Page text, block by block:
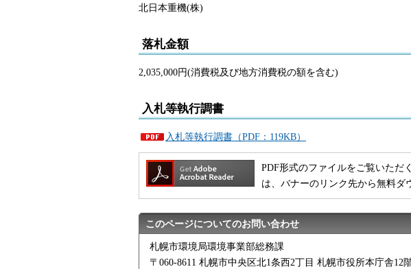
北日本重機(株)
落札金額
2,035,000円(消費税及び地方消費税の額を含む)
入札等執行調書
入札等執行調書（PDF：119KB）
PDF形式のファイルをご覧いただ
は、バナーのリンク先から無料ダ
このページについてのお問い合わせ
札幌市環境局環境事業部総務課
〒060-8611 札幌市中央区北1条西2丁目 札幌市役所本庁舎12